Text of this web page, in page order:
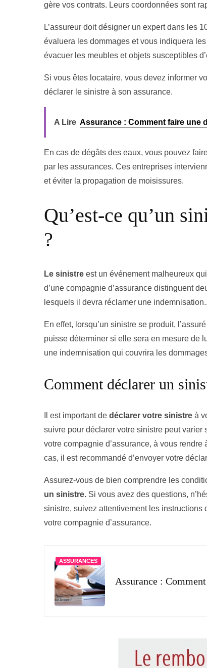
gère vos contrats. Leurs coordonnées sont
L’assureur doit désigner un expert dans les
évaluera les dommages et vous indiquera
évacuer les meubles et objets susceptibles
Si vous êtes locataire, vous devez informer
déclarer le sinistre à son assurance.
A Lire Assurance : Comment faire une
En cas de dégâts des eaux, vous pouvez
par les assurances. Ces entreprises
et éviter la propagation de moisissures.
Qu’est-ce qu’un
?
Le sinistre est un événement malheureux
d’une compagnie d’assurance distinguent
lesquels il devra réclamer une indemnisation..
En effet, lorsqu’un sinistre se produit,
puisse déterminer si elle sera en mesure de
une indemnisation qui couvrira les
Comment déclarer un
Il est important de déclarer votre sinistre à
suivre pour déclarer votre sinistre peut
votre compagnie d’assurance, à vous
cas, il est recommandé d’envoyer votre
Assurez-vous de bien comprendre les
un sinistre. Si vous avez des questions,
sinistre, suivez attentivement les instructions
votre compagnie d’assurance.
ASSURANCES
Assurance :